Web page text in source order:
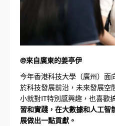
@來自廣東的姜亭伊
今年香港科技大學（廣州）面
於科技發展前沿，未來發展空
小就對IT特別感興趣，也喜歡
習和實踐，在大數據和人工智
展做出一點貢獻。